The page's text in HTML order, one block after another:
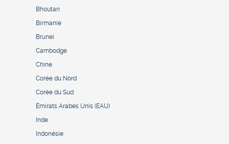
Bhoutan
Birmanie
Brunei
Cambodge
Chine
Corée du Nord
Corée du Sud
Émirats Arabes Unis (EAU)
Inde
Indonésie